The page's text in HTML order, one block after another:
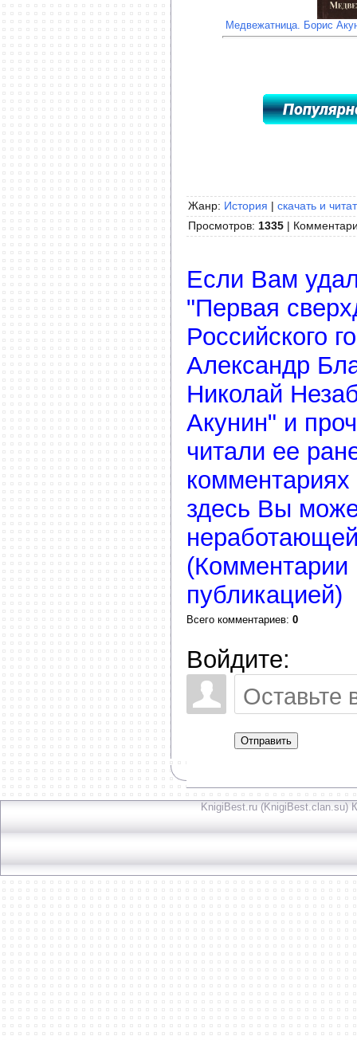
Медвежатница. Борис
Жанр: История | скачать и
Просмотров: 1335 |
Если Вам
"Первая
Российского
Александр
Николай
Акунин" и
читали ее
здесь Вы
(Комментарии
публикацией)
Всего комментариев: 0
Войдите:
Отправить
KnigiBest.ru (KnigiBest.clan.su)